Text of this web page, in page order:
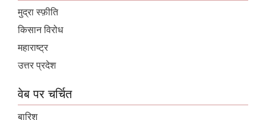
मुद्रा स्फ़ीति
किसान विरोध
महाराष्ट्र
उत्तर प्रदेश
वेब पर चर्चित
बारिश